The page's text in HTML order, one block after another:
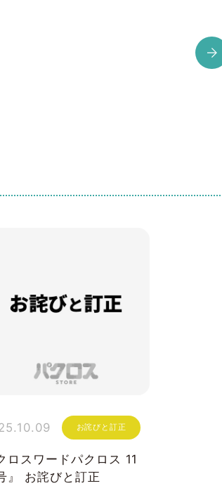
お詫びと訂正
ロスワードパクロス 11
』 お詫びと訂正